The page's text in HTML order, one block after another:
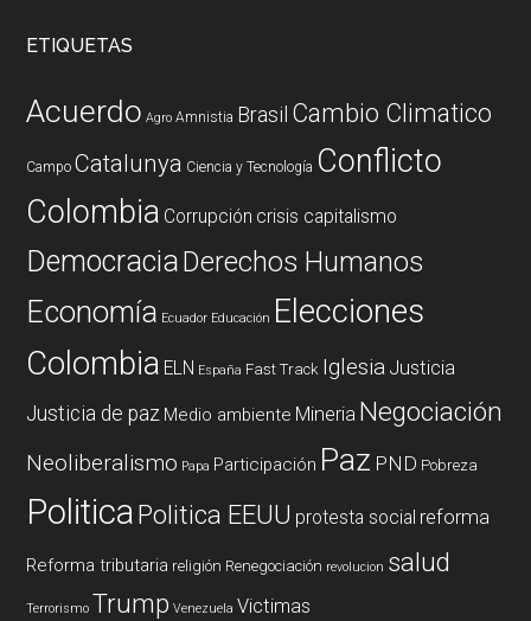
ETIQUETAS
Acuerdo Agro Amnistia Brasil Cambio Climatico
Campo Catalunya Ciencia y Tecnología Conflicto
Colombia Corrupción crisis capitalismo
DemocraciaDerechos Humanos
Economía Ecuador Educación Elecciones
Colombia ELN España Fast Track Iglesia Justicia
Justicia de paz Medio ambiente Mineria Negociación
Neoliberalismo Papa Participación Paz PND Pobreza
PoliticaPolitica EEUU protesta social reforma
Reforma tributaria religión Renegociación revolucion salud
Terrorismo Trump Venezuela Victimas